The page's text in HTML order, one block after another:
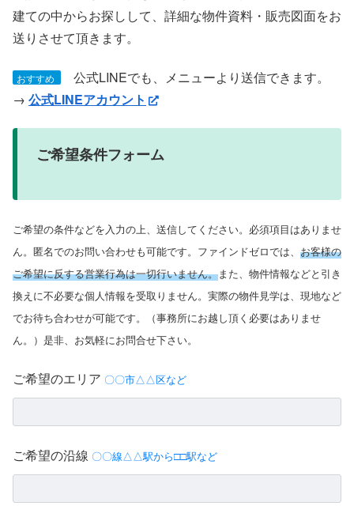
建ての中からお探しして、詳細な物件資料・販売図面をお
送りさせて頂きます。
おすすめ
公式LINEでも、メニューより送信できます。
→ 公式LINEアカウント
ご希望条件フォーム
ご希望の条件などを入力の上、送信してください。必須項目はありませ
ん。匿名でのお問い合わせも可能です。ファインドゼロでは、 お客様の
ご希望に反する営業行為は一切行いません。また、物件情報などと引き
換えに不必要な個人情報を受取りません。実際の物件見学は、現地など
でお待ち合わせが可能です。（事務所にお越し頂く必要はありませ
ん。）是非、お気軽にお問合せ下さい。
ご希望のエリア 〇〇市△△区など
ご希望の沿線 〇〇線△△駅から□□駅など